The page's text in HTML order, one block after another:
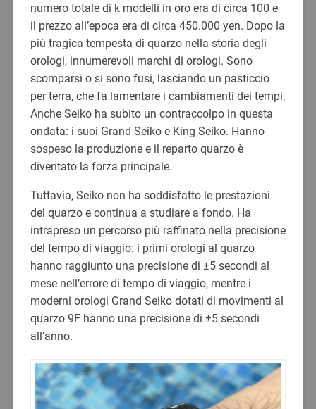
numero totale di k modelli in oro era di circa 100 e
il prezzo all’epoca era di circa 450.000 yen. Dopo la
più tragica tempesta di quarzo nella storia degli
orologi, innumerevoli marchi di orologi. Sono
scomparsi o si sono fusi, lasciando un pasticcio
per terra, che fa lamentare i cambiamenti dei tempi.
Anche Seiko ha subito un contraccolpo in questa
ondata: i suoi Grand Seiko e King Seiko. Hanno
sospeso la produzione e il reparto quarzo è
diventato la forza principale.
Tuttavia, Seiko non ha soddisfatto le prestazioni
del quarzo e continua a studiare a fondo. Ha
intrapreso un percorso più raffinato nella precisione
del tempo di viaggio: i primi orologi al quarzo
hanno raggiunto una precisione di ±5 secondi al
mese nell’errore di tempo di viaggio, mentre i
moderni orologi Grand Seiko dotati di movimenti al
quarzo 9F hanno una precisione di ±5 secondi
all’anno.